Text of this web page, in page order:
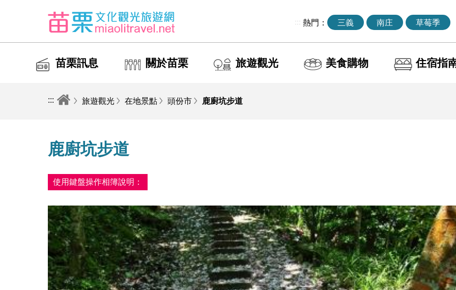
::: 熱門： 三義 南庄 草莓季
苗栗訊息 關於苗栗 旅遊觀光 美食購物 住宿指
::: 旅遊觀光 在地景點 頭份市 鹿廚坑步道
鹿廚坑步道
使用鍵盤操作相簿說明：